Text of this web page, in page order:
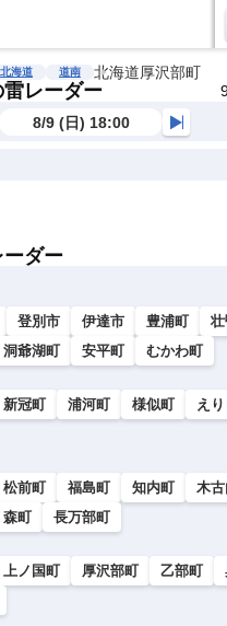
地震情報 警報・注意報
北海道 道南 北海道厚沢部町
レーダー
8/9 (日) 18:00
ダー
登別市 伊達市 豊浦町
洞爺湖町 安平町 むかわ町
新冠町 浦河町 様似町
え
松前町 福島町 知内町
木
森町 長万部町
上ノ国町 厚沢部町 乙部町